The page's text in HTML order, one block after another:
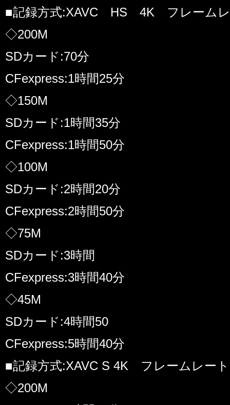
■記録方式:XAVC HS 4K フレームレ
◇200M
SDカード:70分
CFexpress:1時間25分
◇150M
SDカード:1時間35分
CFexpress:1時間50分
◇100M
SDカード:2時間20分
CFexpress:2時間50分
◇75M
SDカード:3時間
CFexpress:3時間40分
◇45M
SDカード:4時間50
CFexpress:5時間40分
■記録方式:XAVC S 4K フレームレー
◇200M